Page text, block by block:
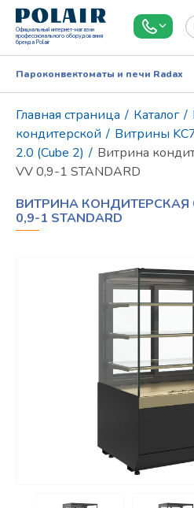
Официальный интернет-магазин
профессионального оборудования
бренда Polair
Режим работы:
Пароконвектоматы и печи Radax
Главная страница / Каталог /
кондитерской / Витрины
2.0 (Cube 2) / Витрина
VV 0,9-1 STANDARD
ВИТРИНА КОНДИТЕРСКАЯ
0,9-1 STANDARD